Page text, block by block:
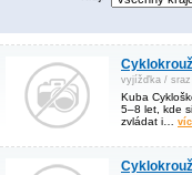
vyjížďka / sraz
Kuba
5–8 let, kde
zvládat i…